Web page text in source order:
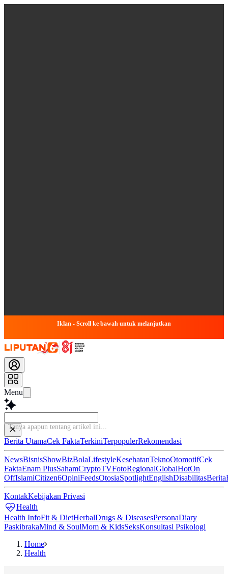
Iklan - Scroll ke bawah untuk melanjutkan
Menu
B
Berita UtamaCek FaktaTerkiniTerpopulerRekomendasi
NewsBisnisShowBizBolaLifestyleKesehatanTeknoOtomotifCek
FaktaEnam PlusSahamCryptoTVFotoRegionalGlobalHotOn
OffIslamiCitizen6OpiniFeedsOtosiaSpotlightEnglishDisabilitasBerita
KontakKebijakan Privasi
Health
Health InfoFit & DietHerbalDrugs & DiseasesPersonaDiary
PaskibrakaMind & SoulMom & KidsSeksKonsultasi Psikologi
Home
Health